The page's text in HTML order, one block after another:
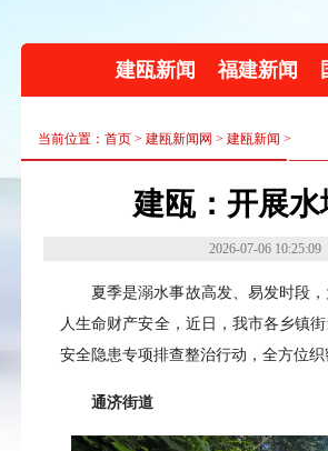
建瓯新闻 福建新闻
当前位置：首页 > 建瓯新闻网 > 建瓯新闻 >
建瓯：开展
2026-07-06 10:25:09
夏季是溺水事故高发、易发时段
人生命财产安全，近日，我市各乡镇
安全隐患专项排查整治行动，全方位
通济街道